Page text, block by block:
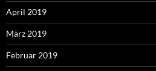
April 2019
März 2019
Februar 2019